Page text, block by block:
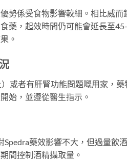
勢係受食物影響較細。相比威
藥，起效時間仍可能會延長至
。
或者有肝腎功能問題嘅用家，
始，並遵從醫生指示。
Spedra藥效影響不大，但過量飲
間控制酒精攝取量。